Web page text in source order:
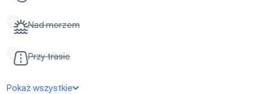
Nad morzem
Przy trasie
Pokaż wszystkie